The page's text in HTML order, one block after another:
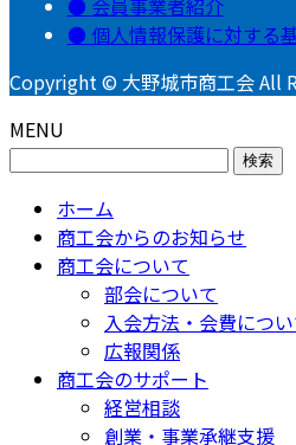
個人情報保護に対する
Copyright © 大野城市商工会 All
MENU
検
ホーム
商工会からのお知らせ
商工会について
部会について
入会方法・会費につ
広報関係
商工会のサポート
経営相談
創業・事業承継支援